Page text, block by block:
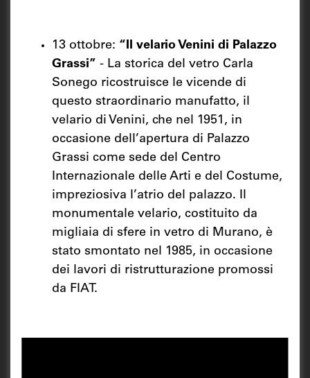
13 ottobre: “Il velario Venini di Palazzo
Grassi” - La storica del vetro Carla
Sonego ricostruisce le vicende di
questo straordinario manufatto, il
velario di Venini, che nel 1951, in
occasione dell’apertura di Palazzo
Grassi come sede del Centro
Internazionale delle Arti e del Costume,
impreziosiva l’atrio del palazzo. Il
monumentale velario, costituito da
migliaia di sfere in vetro di Murano, è
stato smontato nel 1985, in occasione
dei lavori di ristrutturazione promossi
da FIAT.